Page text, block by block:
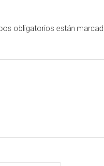
obligatorios están